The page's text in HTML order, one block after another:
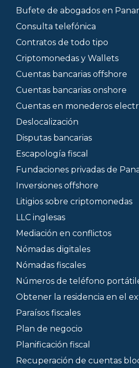
Bufete de abogados en
Consulta telefónica
Contratos de todo tipo
Criptomonedas y Wallets
Cuentas bancarias offshore
Cuentas bancarias onshore
Cuentas en monederos
Deslocalización
Disputas bancarias
Escapología fiscal
Fundaciones privadas de
Inversiones offshore
Litigios sobre criptomonedas
LLC inglesas
Mediación en conflictos
Nómadas digitales
Nómadas fiscales
Números de teléfono
Obtener la residencia en el
Paraísos fiscales
Plan de negocio
Planificación fiscal
Recuperación de cuentas